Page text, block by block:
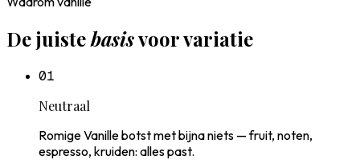
De juistebasisvoor variatie
01
Neutraal
Romige Vanille botst met bijna niets — fruit, noten,
espresso, kruiden: alles past.